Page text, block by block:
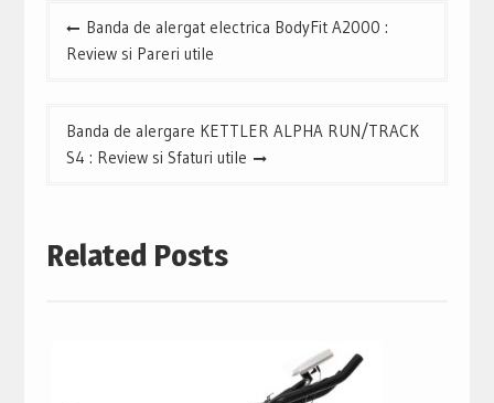
NavigareBanda de alergat electrica BodyFit A2000 :
Review si Pareri utile
Banda de alergare KETTLER ALPHA RUN/TRACK
S4 : Review si Sfaturi utile
Related Posts